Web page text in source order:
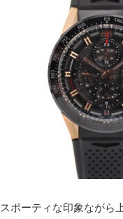
スポーティな印象ながら